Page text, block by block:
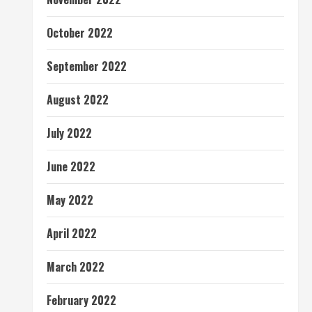
October 2022
September 2022
August 2022
July 2022
June 2022
May 2022
April 2022
March 2022
February 2022